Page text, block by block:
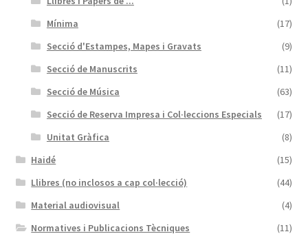
Mínima
(17)
Secció d'Estampes, Mapes i Gravats
(9)
Secció de Manuscrits
(11)
Secció de Música
(63)
Secció de Reserva Impresa i Col·leccions Especials
(17)
Unitat Gràfica
(8)
Haidé
(15)
Llibres (no inclosos a cap col·lecció)
(44)
Material audiovisual
(4)
Normatives i Publicacions Tècniques
(11)